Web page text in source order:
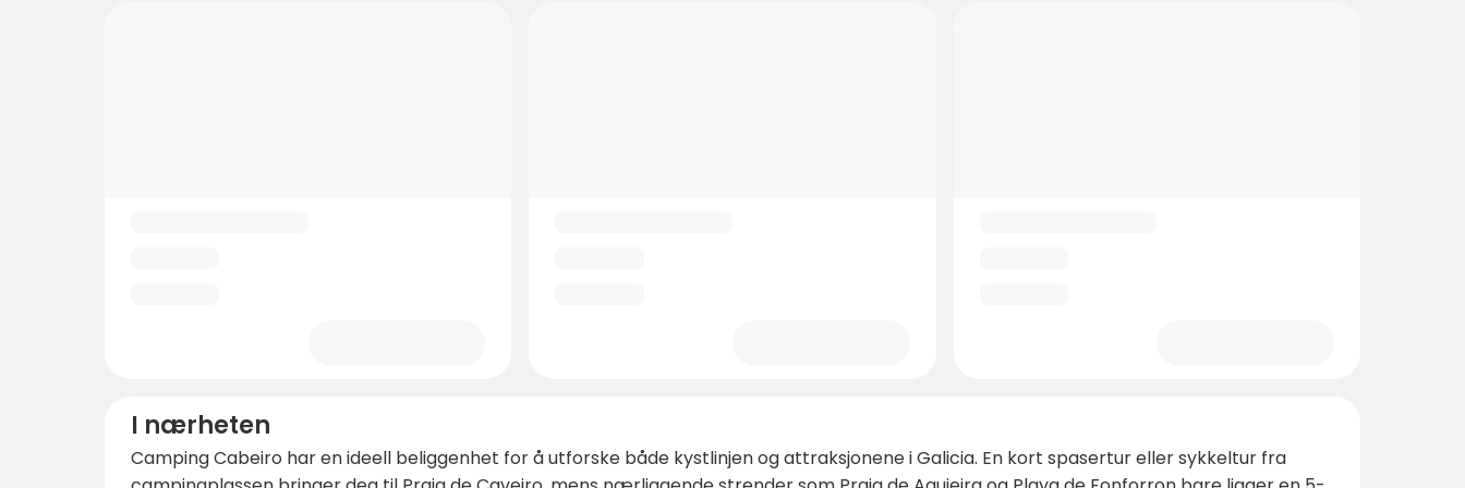
I nærheten
Camping Cabeiro har en ideell beliggenhet for å utforske både kystlinjen og attraksjonene i Galicia. En kort spasertur eller sykkeltur fra